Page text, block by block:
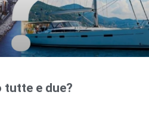
tutte e due?